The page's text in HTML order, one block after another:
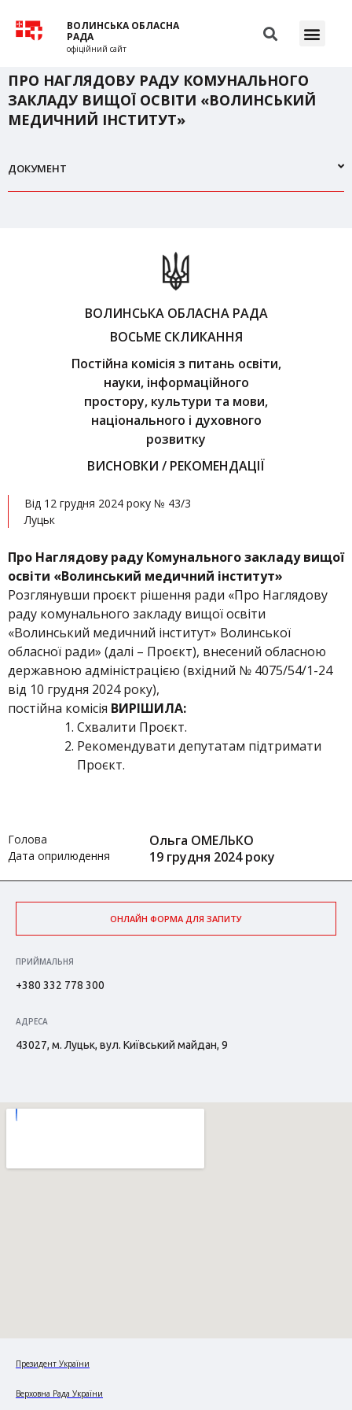
ВОЛИНСЬКА ОБЛАСНА
РАДА
офіційний сайт
ПРО НАГЛЯДОВУ РАДУ КОМУНАЛЬНОГО
ЗАКЛАДУ ВИЩОЇ ОСВІТИ «ВОЛИНСЬКИЙ
МЕДИЧНИЙ ІНСТИТУТ»
ДОКУМЕНТ
ВОЛИНСЬКА ОБЛАСНА РАДА
ВОСЬМЕ СКЛИКАННЯ
Постійна комісія з питань освіти,
науки, інформаційного
простору, культури та мови,
національного і духовного
розвитку
ВИСНОВКИ / РЕКОМЕНДАЦІЇ
Від 12 грудня 2024 року № 43/3
Луцьк
Про Наглядову раду Комунального закладу вищої
освіти «Волинський медичний інститут»
Розглянувши проєкт рішення ради «Про Наглядову
раду комунального закладу вищої освіти
«Волинський медичний інститут» Волинської
обласної ради» (далі – Проєкт), внесений обласною
державною адміністрацією (вхідний № 4075/54/1-24
від 10 грудня 2024 року),
постійна комісія ВИРІШИЛА:
Схвалити Проєкт.
Рекомендувати депутатам підтримати
Проєкт.
Голова Ольга ОМЕЛЬКО
Дата оприлюдення 19 грудня 2024 року
ОНЛАЙН ФОРМА ДЛЯ ЗАПИТУ
ПРИЙМАЛЬНЯ
+380 332 778 300
АДРЕСА
43027, м. Луцьк, вул. Київський майдан, 9
Президент України
Верховна Рада України